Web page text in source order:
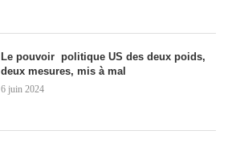
Le pouvoir politique US des deux poids,
deux mesures, mis à mal
6 juin 2024